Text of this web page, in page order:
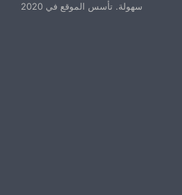
سهولة. تأسس الموقع في 2020